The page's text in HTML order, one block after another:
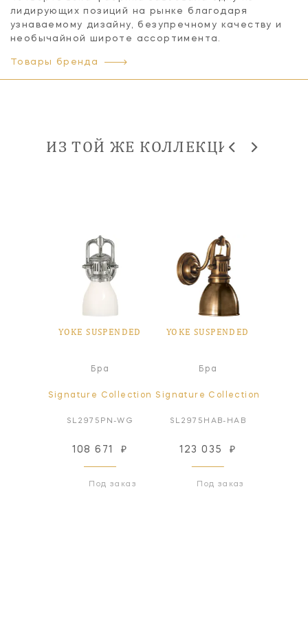
лидирующих позиций на рынке благодаря
узнаваемому дизайну, безупречному качеству и
необычайной широте ассортимента.
Товары бренда
ИЗ ТОЙ ЖЕ КОЛЛЕКЦИИ
YOKE SUSPENDED
Бра
Signature Collection
SL2975PN-WG
108 671 ₽
Под заказ
YOKE SUSPENDED
Бра
Signature Collection
SL2975HAB-HAB
123 035 ₽
Под заказ